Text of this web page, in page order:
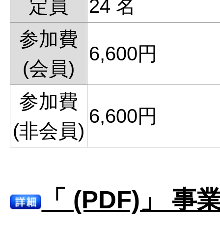
定員
24 名
参加費
(会員)
6,600円
参加費
(非会員)
6,600円
「 (PDF)」 事